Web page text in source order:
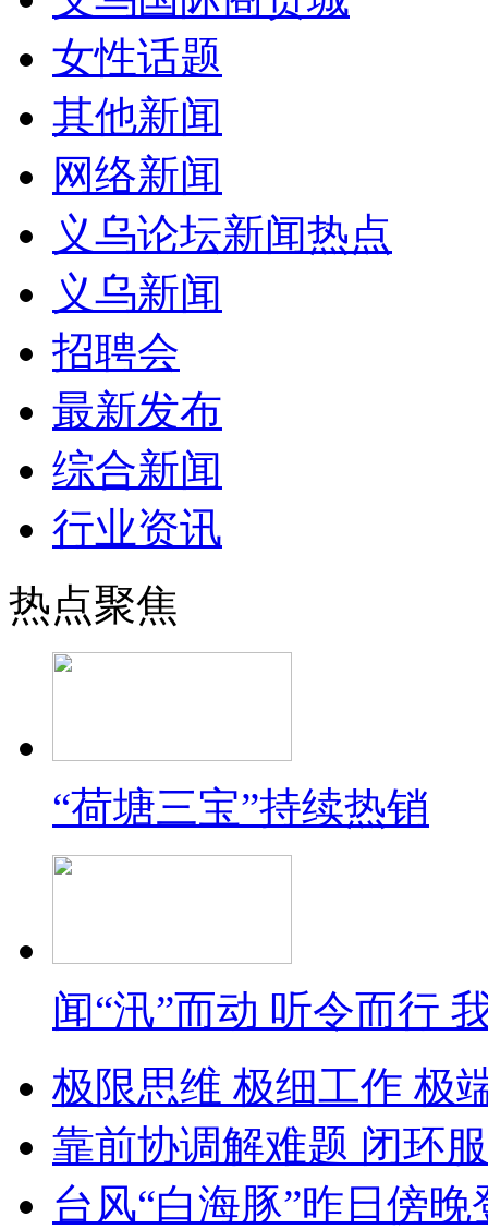
女性话题
其他新闻
网络新闻
义乌论坛新闻热点
义乌新闻
招聘会
最新发布
综合新闻
行业资讯
热点聚焦
“荷塘三宝”持续热销
闻“汛”而动 听令而行
极限思维 极细工作 极
靠前协调解难题 闭环
台风“白海豚”昨日傍